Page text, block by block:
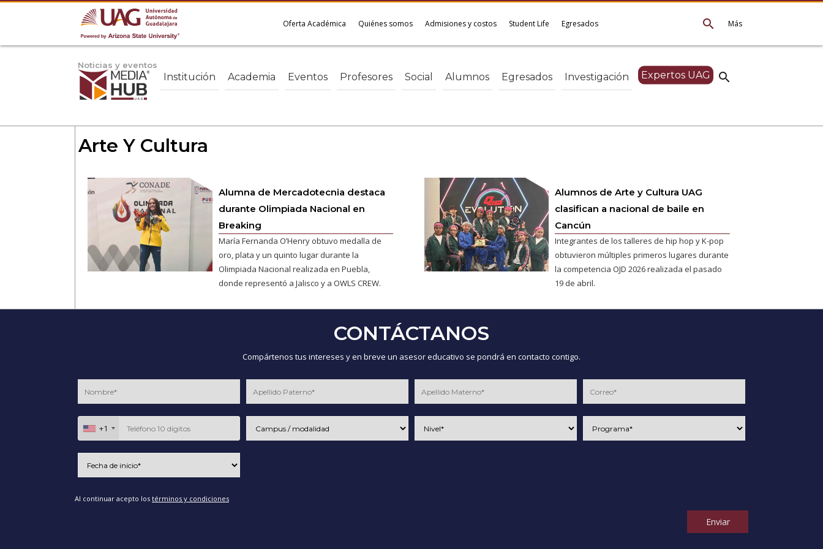
Más
search
Oferta Académica Quiénes somos Admisiones y costos Student Life Egresados
Noticias y eventos
search
Institución Academia Eventos Profesores Social Alumnos Egresados Investigación Expertos UAG
Arte Y Cultura
Alumna de Mercadotecnia destaca
durante Olimpiada Nacional en
Breaking
María Fernanda O’Henry obtuvo medalla de
oro, plata y un quinto lugar durante la
Olimpiada Nacional realizada en Puebla,
donde representó a Jalisco y a OWLS CREW.
Alumnos de Arte y Cultura UAG
clasifican a nacional de baile en
Cancún
Integrantes de los talleres de hip hop y K-pop
obtuvieron múltiples primeros lugares durante
la competencia OJD 2026 realizada el pasado
19 de abril.
CONTÁCTANOS
Compártenos tus intereses y en breve un asesor educativo se pondrá en contacto contigo.
+1
Al continuar acepto los términos y condiciones
Enviar